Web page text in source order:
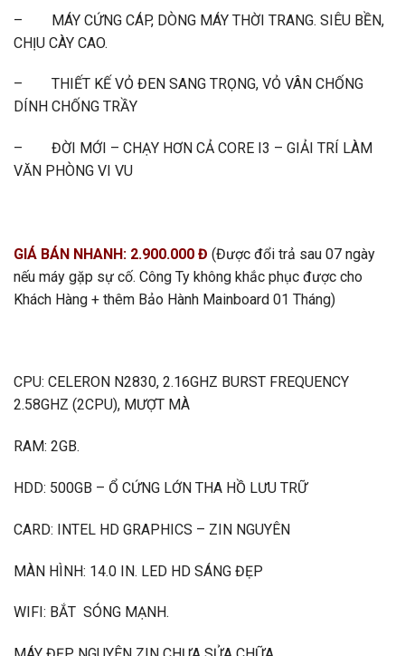
– MÁY CỨNG CÁP, DÒNG MÁY THỜI TRANG. SIÊU BỀN,
CHỊU CÀY CAO.
– THIẾT KẾ VỎ ĐEN SANG TRỌNG, VỎ VÂN CHỐNG
DÍNH CHỐNG TRẦY
– ĐỜI MỚI – CHẠY HƠN CẢ CORE I3 – GIẢI TRÍ LÀM
VĂN PHÒNG VI VU
GIÁ BÁN NHANH: 2.900.000 Đ (Được đổi trả sau 07 ngày
nếu máy gặp sự cố. Công Ty không khắc phục được cho
Khách Hàng + thêm Bảo Hành Mainboard 01 Tháng)
CPU: CELERON N2830, 2.16GHZ BURST FREQUENCY
2.58GHZ (2CPU), MƯỢT MÀ
RAM: 2GB.
HDD: 500GB – Ổ CỨNG LỚN THA HỒ LƯU TRỮ
CARD: INTEL HD GRAPHICS – ZIN NGUYÊN
MÀN HÌNH: 14.0 IN. LED HD SÁNG ĐẸP
WIFI: BẮT SÓNG MẠNH.